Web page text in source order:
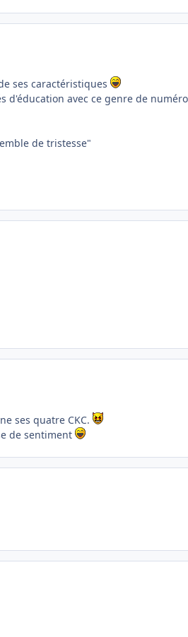
ses caractéristiques
d'éducation avec ce genre de
de tristesse"
ses quatre CKC.
de sentiment